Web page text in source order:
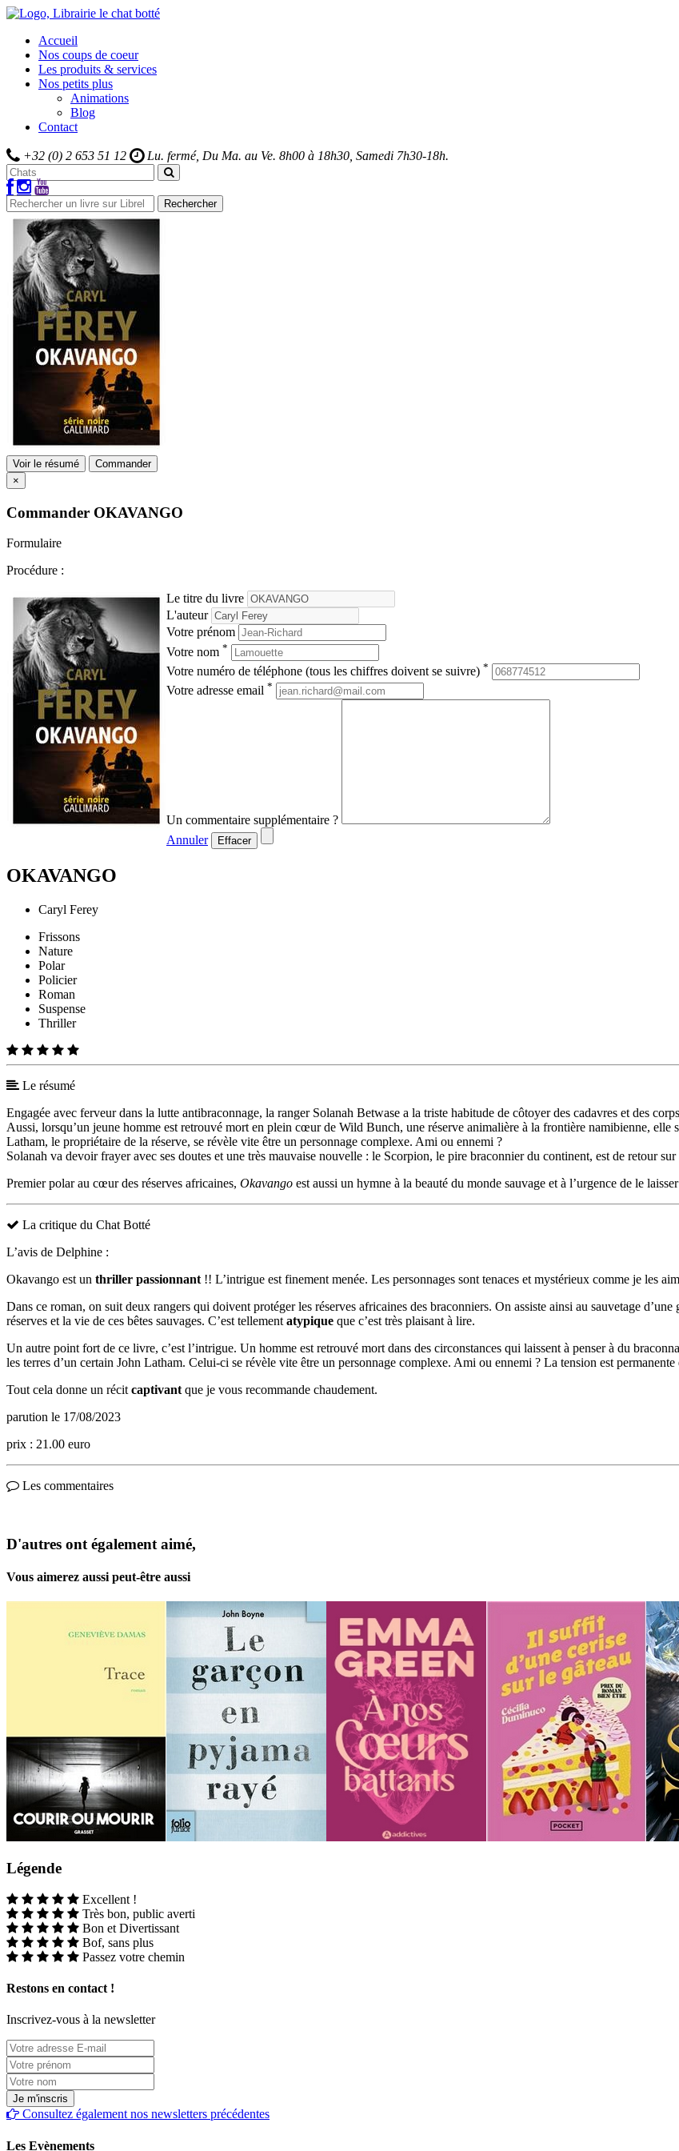
Accueil
Nos coups de coeur
Les produits & services
Nos petits plus
Animations
Blog
Contact
+32 (0) 2 653 51 12 Lu. fermé, Du Ma. au Ve. 8h00 à 18h30, Samedi 7h30-18h.
Rechercher
Voir le résumé
Commander
×
Commander OKAVANGO
Formulaire
Procédure :
Le titre du livre
L'auteur
Votre prénom
Votre nom *
Votre numéro de téléphone (tous les chiffres doivent se suivre) *
Votre adresse email *
Un commentaire supplémentaire ?
Annuler
Effacer
OKAVANGO
Caryl Ferey
Frissons
Nature
Polar
Policier
Roman
Suspense
Thriller
Le résumé
Engagée avec ferveur dans la lutte antibraconnage, la ranger Solanah Betwase a la triste habitude de côtoyer des cadavres et des
Aussi, lorsqu’un jeune homme est retrouvé mort en plein cœur de Wild Bunch, une réserve animalière à la frontière namibienne, elle
Latham, le propriétaire de la réserve, se révèle vite être un personnage complexe. Ami ou ennemi ?
Solanah va devoir frayer avec ses doutes et une très mauvaise nouvelle : le Scorpion, le pire braconnier du continent, est de retour
Premier polar au cœur des réserves africaines, Okavango est aussi un hymne à la beauté du monde sauvage et à l’urgence de le
La critique du Chat Botté
L’avis de Delphine :
Okavango est un thriller passionnant !! L’intrigue est finement menée. Les personnages sont tenaces et mystérieux comme je les
Dans ce roman, on suit deux rangers qui doivent protéger les réserves africaines des braconniers. On assiste ainsi au sauvetage
réserves et la vie de ces bêtes sauvages. C’est tellement atypique que c’est très plaisant à lire.
Un autre point fort de ce livre, c’est l’intrigue. Un homme est retrouvé mort dans des circonstances qui laissent à penser à du
les terres d’un certain John Latham. Celui-ci se révèle vite être un personnage complexe. Ami ou ennemi ? La tension est permanente
Tout cela donne un récit captivant que je vous recommande chaudement.
parution le 17/08/2023
prix : 21.00 euro
Les commentaires
D'autres ont également aimé,
Vous aimerez aussi peut-être aussi
Légende
Excellent !
Très bon, public averti
Bon et Divertissant
Bof, sans plus
Passez votre chemin
Restons en contact !
Inscrivez-vous à la newsletter
Consultez également nos newsletters précédentes
Les Evènements